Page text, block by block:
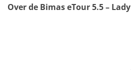
Over de Bimas eTour 5.5 – Lady